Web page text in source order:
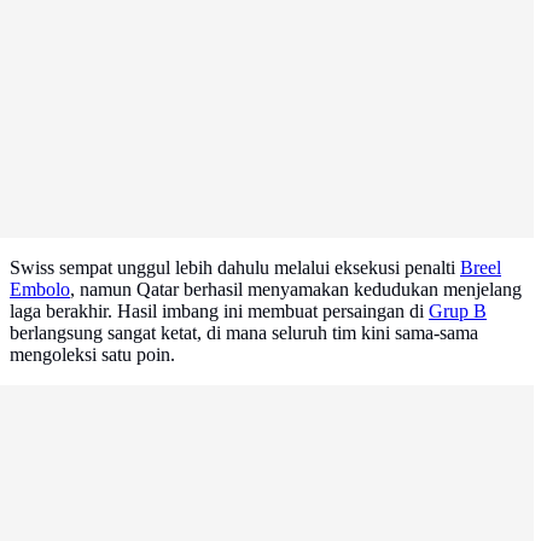
Swiss sempat unggul lebih dahulu melalui eksekusi penalti Breel
Embolo, namun Qatar berhasil menyamakan kedudukan menjelang
laga berakhir. Hasil imbang ini membuat persaingan di Grup B
berlangsung sangat ketat, di mana seluruh tim kini sama-sama
mengoleksi satu poin.